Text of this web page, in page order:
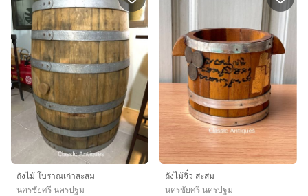
ถังไม้ โบราณเก่าสะสม
นครชัยศรี นครปฐม
ถังไม้จิ๋ว สะสม
นครชัยศรี นครปฐม